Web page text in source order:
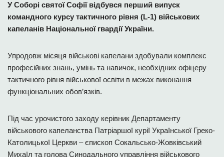
У Соборі святої Софії відбувся перший випуск
командного курсу тактичного рівня (L-1) військових
капеланів Національної гвардії України.
Упродовж місяця військові капелани здобували комплекс
професійних знань, умінь та навичок, необхідних офіцеру
тактичного рівня військової освіти в межах виконання
функціональних обов’язків.
Під час урочистого заходу керівник Департаменту
військового капеланства Патріаршої курії Української Греко-
Католицької Церкви – єпископ Сокальсько-Жовківський
Михаїл та голова Синодального управління військового